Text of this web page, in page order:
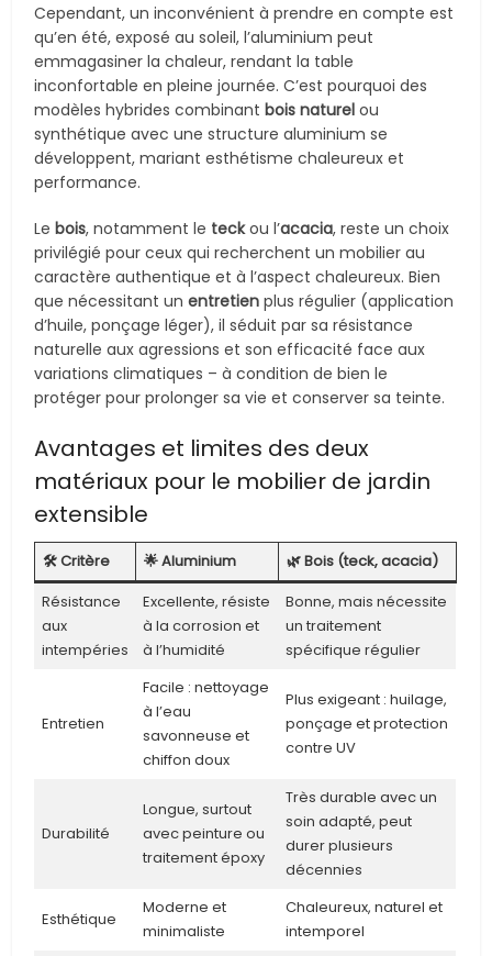
Cependant, un inconvénient à prendre en compte est
qu’en été, exposé au soleil, l’aluminium peut
emmagasiner la chaleur, rendant la table
inconfortable en pleine journée. C’est pourquoi des
modèles hybrides combinantbois naturel ou
synthétique avec une structure aluminium se
développent, mariant esthétisme chaleureux et
performance.
Lebois, notamment le teckou l’acacia, reste un choix
privilégié pour ceux qui recherchent un mobilier au
caractère authentique et à l’aspect chaleureux. Bien
que nécessitant unentretien plus régulier (application
d’huile, ponçage léger), il séduit par sa résistance
naturelle aux agressions et son efficacité face aux
variations climatiques – à condition de bien le
protéger pour prolonger sa vie et conserver sa teinte.
Avantages et limites des deux
matériaux pour le mobilier de jardin
extensible
🛠️ Critère 🌟 Aluminium
🌿 Bois (teck, acacia)
Résistance
aux
intempéries
Excellente, résiste
à la corrosion et
à l’humidité
Bonne, mais nécessite
un traitement
spécifique régulier
Entretien
Facile : nettoyage
à l’eau
savonneuse et
chiffon doux
Plus exigeant : huilage,
ponçage et protection
contre UV
Durabilité
Longue, surtout
avec peinture ou
traitement époxy
Très durable avec un
soin adapté, peut
durer plusieurs
décennies
Esthétique
Moderne et
minimaliste
Chaleureux, naturel et
intemporel